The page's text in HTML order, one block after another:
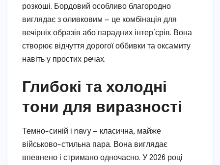
розкоші. Бордовий особливо благородно
виглядає з оливковим — це комбінація для
вечірніх образів або парадних інтер’єрів. Вона
створює відчуття дорогої оббивки та оксамиту
навіть у простих речах.
Глибокі та холодні
тони для виразності
Темно-синій і navy — класична, майже
військово-стильна пара. Вона виглядає
впевнено і стримано одночасно. У 2026 році